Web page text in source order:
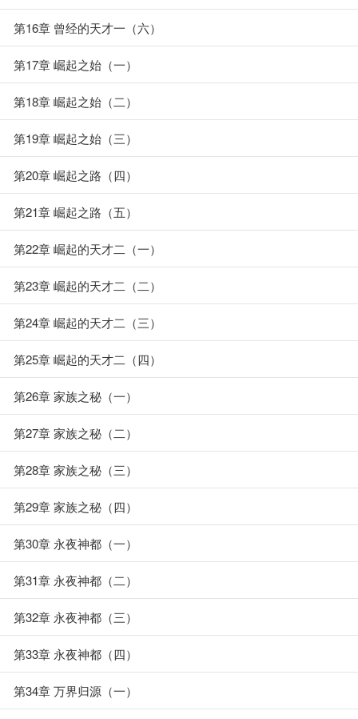
第16章 曾经的天才一（六）
第17章 崛起之始（一）
第18章 崛起之始（二）
第19章 崛起之始（三）
第20章 崛起之路（四）
第21章 崛起之路（五）
第22章 崛起的天才二（一）
第23章 崛起的天才二（二）
第24章 崛起的天才二（三）
第25章 崛起的天才二（四）
第26章 家族之秘（一）
第27章 家族之秘（二）
第28章 家族之秘（三）
第29章 家族之秘（四）
第30章 永夜神都（一）
第31章 永夜神都（二）
第32章 永夜神都（三）
第33章 永夜神都（四）
第34章 万界归源（一）